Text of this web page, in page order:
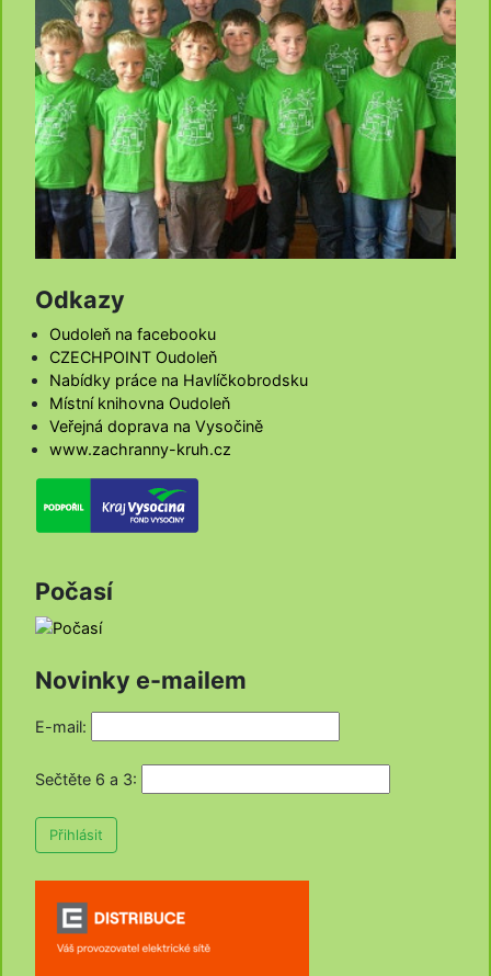
Odkazy
Oudoleň na facebooku
CZECHPOINT Oudoleň
Nabídky práce na Havlíčkobrodsku
Místní knihovna Oudoleň
Veřejná doprava na Vysočině
www.zachranny-kruh.cz
Počasí
Novinky e-mailem
E-mail:
Sečtěte 6 a 3:
Přihlásit